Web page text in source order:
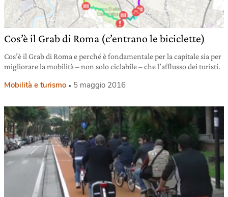
Cos’è il Grab di Roma (c’entrano le biciclette)
Cos’è il Grab di Roma e perché è fondamentale per la capitale sia per
migliorare la mobilità – non solo ciclabile – che l’afflusso dei turisti.
Mobilità e turismo 5 maggio 2016